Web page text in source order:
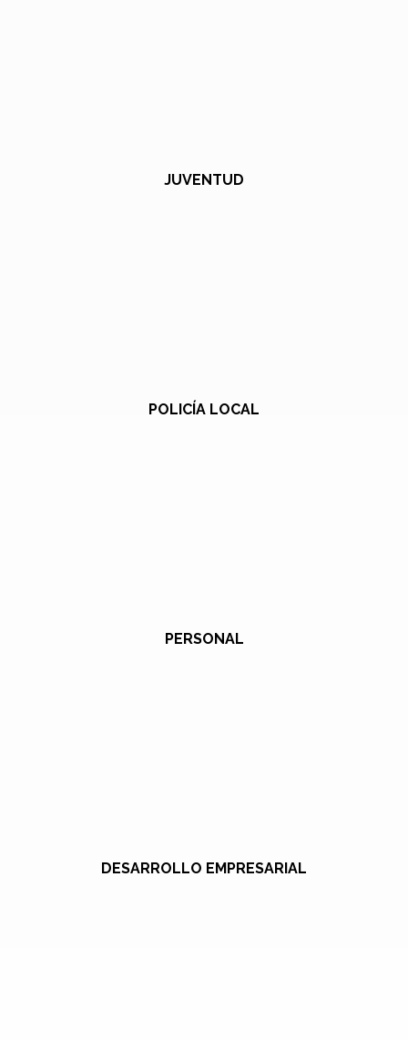
JUVENTUD
POLICÍA LOCAL
PERSONAL
DESARROLLO EMPRESARIAL